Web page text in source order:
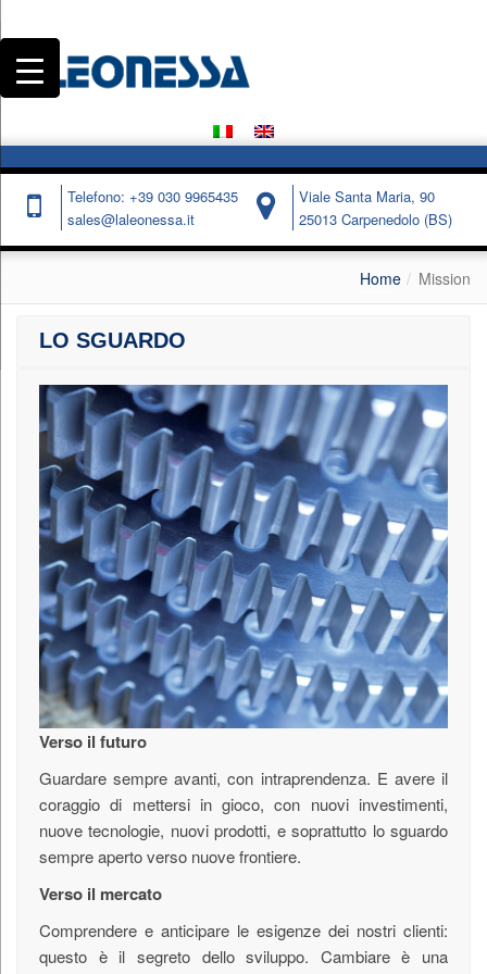
Telefono: +39 030 9965435
sales@laleonessa.it
Viale Santa Maria, 90
25013 Carpenedolo (BS)
Home Mission
LO SGUARDO
Verso il futuro
Guardare sempre avanti, con intraprendenza. E avere il
coraggio di mettersi in gioco, con nuovi investimenti,
nuove tecnologie, nuovi prodotti, e soprattutto lo sguardo
sempre aperto verso nuove frontiere.
Verso il mercato
Comprendere e anticipare le esigenze dei nostri clienti:
questo è il segreto dello sviluppo. Cambiare è una